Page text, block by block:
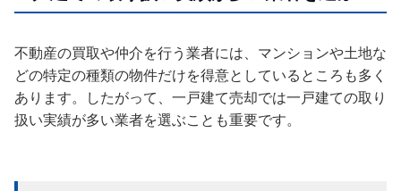
不動産の買取や仲介を行う業者には、マンションや土地な
どの特定の種類の物件だけを得意としているところも多く
あります。したがって、一戸建て売却では一戸建ての取り
扱い実績が多い業者を選ぶことも重要です。